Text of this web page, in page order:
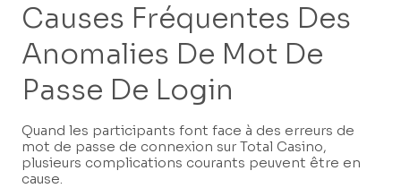
Causes Fréquentes Des
Anomalies De Mot De
Passe De Login
Quand les participants font face à des erreurs de
mot de passe de connexion sur Total Casino,
plusieurs complications courants peuvent être en
cause.